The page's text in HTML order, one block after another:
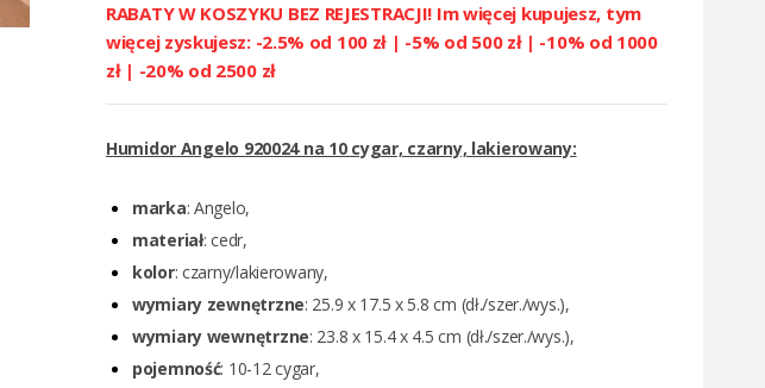
RABATY W KOSZYKU BEZ REJESTRACJI! Im więcej kupujesz, tym
więcej zyskujesz: -2.5% od 100 zł | -5% od 500 zł | -10% od 1000
zł | -20% od 2500 zł
Humidor Angelo 920024 na 10 cygar, czarny, lakierowany:
marka: Angelo,
materiał: cedr,
kolor: czarny/lakierowany,
wymiary zewnętrzne: 25.9 x 17.5 x 5.8 cm (dł./szer./wys.),
wymiary wewnętrzne: 23.8 x 15.4 x 4.5 cm (dł./szer./wys.),
pojemność: 10-12 cygar,